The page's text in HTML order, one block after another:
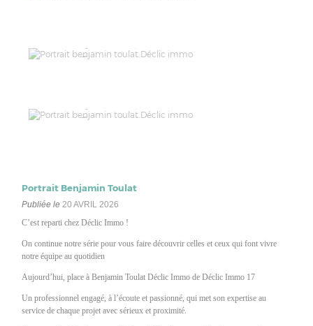
Portrait Benjamin Toulat
Publiée le20 AVRIL 2026
C’est reparti chez Déclic Immo !
On continue notre série pour vous faire découvrir celles et ceux qui font vivre
notre équipe au quotidien
Aujourd’hui, place à Benjamin Toulat Déclic Immo de Déclic Immo 17
Un professionnel engagé, à l’écoute et passionné, qui met son expertise au
service de chaque projet avec sérieux et proximité.